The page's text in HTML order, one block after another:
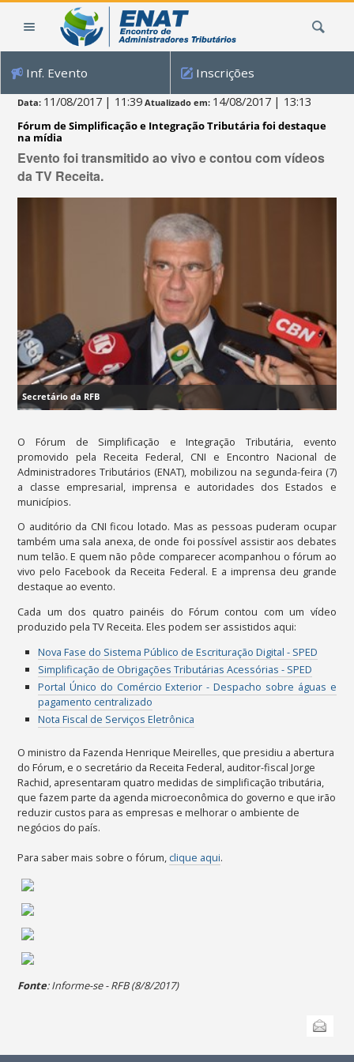
Inf. Evento Inscrições
Data: 11/08/2017 | 11:39 Atualizado em: 14/08/2017 | 13:13
Fórum de Simplificação e Integração Tributária foi destaque
na mídia
Evento foi transmitido ao vivo e contou com vídeos
da TV Receita.
Secretário da RFB
O Fórum de Simplificação e Integração Tributária, evento
promovido pela Receita Federal, CNI e Encontro Nacional de
Administradores Tributários (ENAT), mobilizou na segunda-feira (7)
a classe empresarial, imprensa e autoridades dos Estados e
municípios.
O auditório da CNI ficou lotado. Mas as pessoas puderam ocupar
também uma sala anexa, de onde foi possível assistir aos debates
num telão. E quem não pôde comparecer acompanhou o fórum ao
vivo pelo Facebook da Receita Federal. E a imprensa deu grande
destaque ao evento.
Cada um dos quatro painéis do Fórum contou com um vídeo
produzido pela TV Receita. Eles podem ser assistidos aqui:
Nova Fase do Sistema Público de Escrituração Digital - SPED
Simplificação de Obrigações Tributárias Acessórias - SPED
Portal Único do Comércio Exterior - Despacho sobre águas e
pagamento centralizado
Nota Fiscal de Serviços Eletrônica
O ministro da Fazenda Henrique Meirelles, que presidiu a abertura
do Fórum, e o secretário da Receita Federal, auditor-fiscal Jorge
Rachid, apresentaram quatro medidas de simplificação tributária,
que fazem parte da agenda microeconômica do governo e que irão
reduzir custos para as empresas e melhorar o ambiente de
negócios do país.
Para saber mais sobre o fórum, clique aqui.
Fonte: Informe-se - RFB (8/8/2017)